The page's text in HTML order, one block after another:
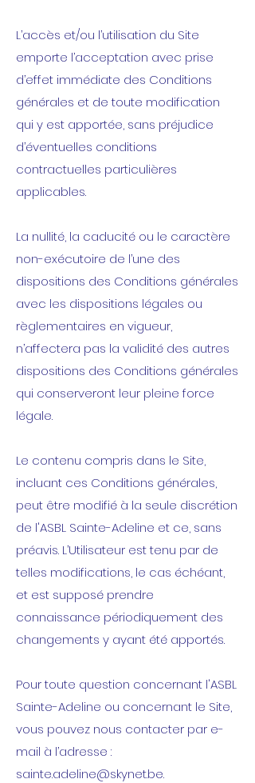
L’accès et/ou l’utilisation du Site
emporte l’acceptation avec prise
d’effet immédiate des Conditions
générales et de toute modification
qui y est apportée, sans préjudice
d’éventuelles conditions
contractuelles particulières
applicables.
La nullité, la caducité ou le caractère
non-exécutoire de l’une des
dispositions des Conditions générales
avec les dispositions légales ou
règlementaires en vigueur,
n’affectera pas la validité des autres
dispositions des Conditions générales
qui conserveront leur pleine force
légale.
Le contenu compris dans le Site,
incluant ces Conditions générales,
peut être modifié à la seule discrétion
de l'ASBL Sainte-Adeline et ce, sans
préavis. L’Utilisateur est tenu par de
telles modifications, le cas échéant,
et est supposé prendre
connaissance périodiquement des
changements y ayant été apportés.
Pour toute question concernant l'ASBL
Sainte-Adeline ou concernant le Site,
vous pouvez nous contacter par e-
mail à l’adresse :
sainte.adeline@skynet.be.